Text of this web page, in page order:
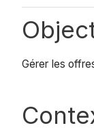
Gérer les